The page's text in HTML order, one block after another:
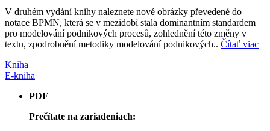
V druhém vydání knihy naleznete nové obrázky převedené do
notace BPMN, která se v mezidobí stala dominantním standardem
pro modelování podnikových procesů, zohlednění této změny v
textu, zpodrobnění metodiky modelování podnikových.. Čítať viac
Kniha
E-kniha
PDF
Prečítate na zariadeniach: